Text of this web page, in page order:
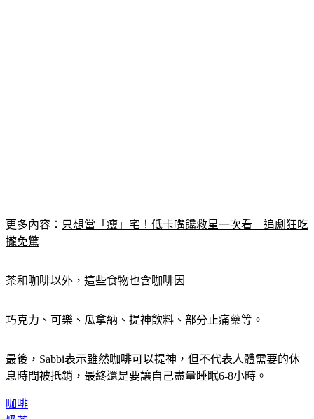
更多內容： 只想當「瘦」宅！低卡嘴饞救星一次看　追劇狂吃
攏免驚
茶和咖啡以外，這些食物也含咖啡因
巧克力、可樂、瓜拿納、提神飲料、部分止痛藥等。
最後，Sabbi表示雖然咖啡可以提神，但不代表人體需要的休
息時間被抵銷，最終還是要讓自己盡量睡眠6-8小時。
咖啡